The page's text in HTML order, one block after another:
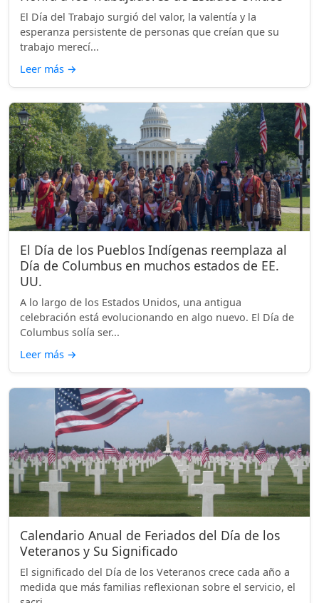
El Día del Trabajo surgió del valor, la valentía y la
esperanza persistente de personas que creían que su
trabajo merecí...
Leer más →
El Día de los Pueblos Indígenas reemplaza al
Día de Columbus en muchos estados de EE.
UU.
A lo largo de los Estados Unidos, una antigua
celebración está evolucionando en algo nuevo. El Día de
Columbus solía ser...
Leer más →
Calendario Anual de Feriados del Día de los
Veteranos y Su Significado
El significado del Día de los Veteranos crece cada año a
medida que más familias reflexionan sobre el servicio, el